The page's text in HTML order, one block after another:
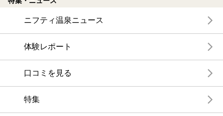
ニフティ温泉ニュース
体験レポート
口コミを見る
特集